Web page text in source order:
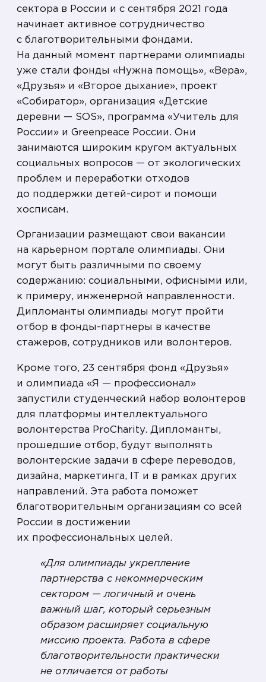
сектора в России и с сентября 2021 года
начинает активное сотрудничество
с благотворительными фондами.
На данный момент партнерами олимпиады
уже стали фонды «Нужна помощь», «Вера»,
«Друзья» и «Второе дыхание», проект
«Собиратор», организация «Детские
деревни — SOS», программа «Учитель для
России» и Greenpeace России. Они
занимаются широким кругом актуальных
социальных вопросов — от экологических
проблем и переработки отходов
до поддержки детей-сирот и помощи
хосписам.
Организации размещают свои вакансии
на карьерном портале олимпиады. Они
могут быть различными по своему
содержанию: социальными, офисными или,
к примеру, инженерной направленности.
Дипломанты олимпиады могут пройти
отбор в фонды-партнеры в качестве
стажеров, сотрудников или волонтеров.
Кроме того, 23 сентября фонд «Друзья»
и олимпиада «Я — профессионал»
запустили студенческий набор волонтеров
для платформы интеллектуального
волонтерства ProCharity. Дипломанты,
прошедшие отбор, будут выполнять
волонтерские задачи в сфере переводов,
дизайна, маркетинга, IT и в рамках других
направлений. Эта работа поможет
благотворительным организациям со всей
России в достижении
их профессиональных целей.
«Для олимпиады укрепление
партнерства с некоммерческим
сектором — логичный и очень
важный шаг, который серьезным
образом расширяет социальную
миссию проекта. Работа в сфере
благотворительности практически
не отличается от работы